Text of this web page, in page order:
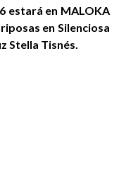
estará en MALOKA
en Silenciosa
Stella Tisnés.